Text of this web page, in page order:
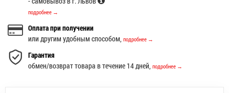
подробнее →
Оплата при получении
или другим удобным способом, подробнее →
Гарантия
обмен/возврат товара в течение 14 дней, подробнее →